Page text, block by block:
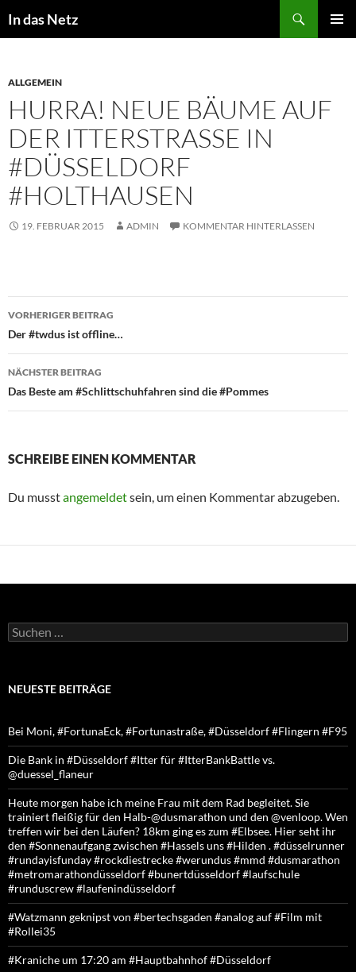
Inhalt
In das Netz
ALLGEMEIN
HURRA! NEUE BÄUME AUF
DER ITTERSTRASSE IN #
DÜSSELDORF #
HOLTHAUSEN
19. FEBRUAR 2015 ADMIN KOMMENTAR HINTERLASSEN
Beitragsnavigation
VORHERIGER BEITRAG
Der #twdus ist offline…
NÄCHSTER BEITRAG
Das Beste am #Schlittschuhfahren sind die #Pommes
SCHREIBE EINEN KOMMENTAR
Du musstangemeldetsein, um einen Kommentar abzugeben.
Suchen
nach:
NEUESTE BEITRÄGE
Bei Moni, #FortunaEck, #Fortunastraße, #Düsseldorf #Flingern #F95
Die Bank in #Düsseldorf #Itter für #ItterBankBattle vs.
@duessel_flaneur
Heute morgen habe ich meine Frau mit dem Rad begleitet. Sie
trainiert fleißig für den Halb-@dusmarathon und den @venloop. Wen
treffen wir bei den Läufen? 18km ging es zum #Elbsee. Hier seht ihr
den #Sonnenaufgang zwischen #Hassels uns #Hilden . #düsselrunner
#rundayisfunday #rockdiestrecke #werundus #mmd #dusmarathon
#metromarathondüsseldorf #bunertdüsseldorf #laufschule
#runduscrew #laufenindüsseldorf
#Watzmann geknipst von #bertechsgaden #analog auf #Film mit
#Rollei35
#Kraniche um 17:20 am #Hauptbahnhof #Düsseldorf